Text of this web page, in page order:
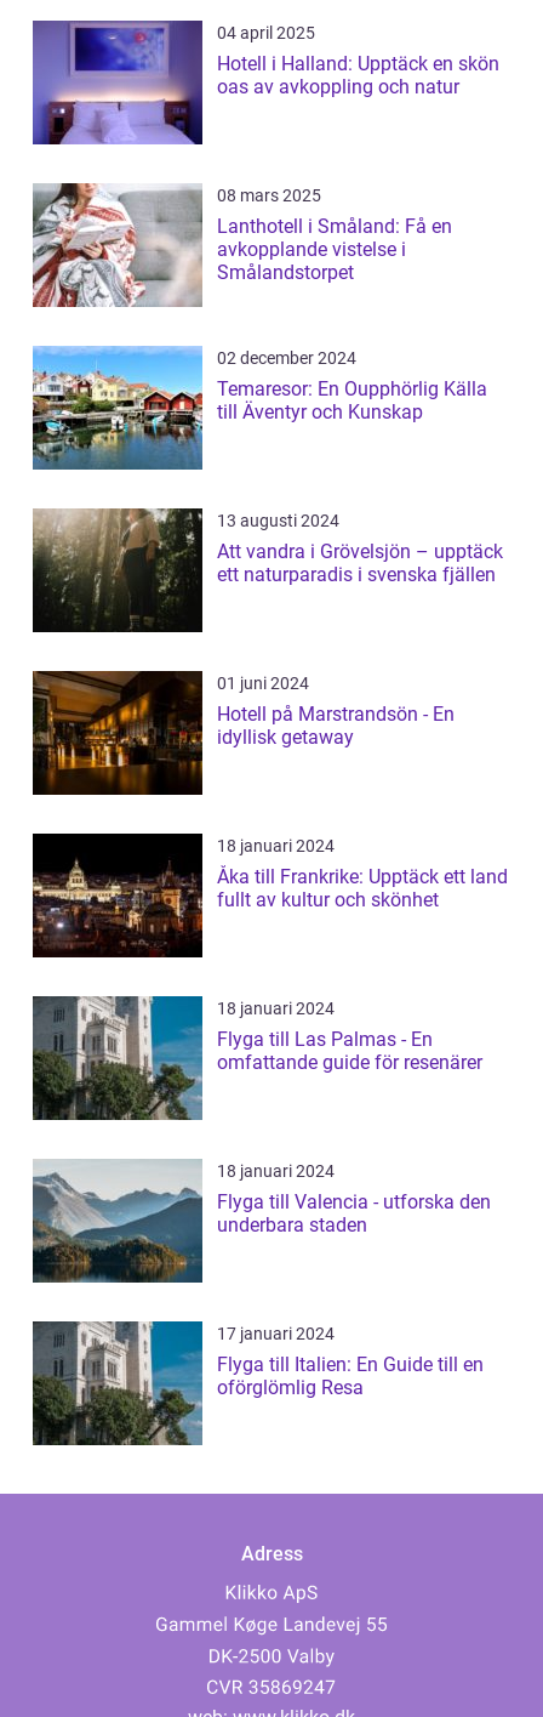
04 april 2025
Hotell i Halland: Upptäck en skön
oas av avkoppling och natur
08 mars 2025
Lanthotell i Småland: Få en
avkopplande vistelse i
Smålandstorpet
02 december 2024
Temaresor: En Oupphörlig Källa
till Äventyr och Kunskap
13 augusti 2024
Att vandra i Grövelsjön – upptäck
ett naturparadis i svenska fjällen
01 juni 2024
Hotell på Marstrandsön - En
idyllisk getaway
18 januari 2024
Åka till Frankrike: Upptäck ett land
fullt av kultur och skönhet
18 januari 2024
Flyga till Las Palmas - En
omfattande guide för resenärer
18 januari 2024
Flyga till Valencia - utforska den
underbara staden
17 januari 2024
Flyga till Italien: En Guide till en
oförglömlig Resa
Adress